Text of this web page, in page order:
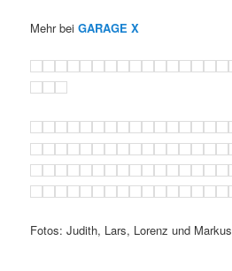
Mehr beiGARAGE X
Fotos: Judith, Lars, Lorenz und Markus